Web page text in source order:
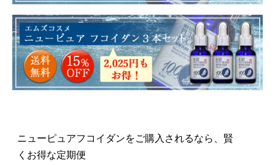
ニューピュアフコイダンをご購入されるなら、賢
くお得な定期便